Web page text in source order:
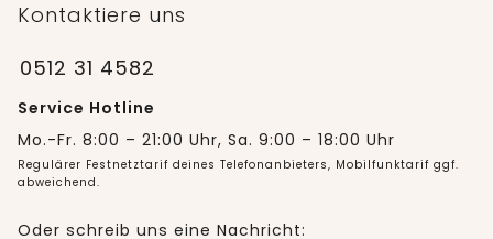
Kontaktiere uns
0512 31 4582
Service Hotline
Mo.-Fr. 8:00 – 21:00 Uhr, Sa. 9:00 – 18:00 Uhr
Regulärer Festnetztarif deines Telefonanbieters, Mobilfunktarif ggf.
abweichend.
Oder schreib uns eine Nachricht: